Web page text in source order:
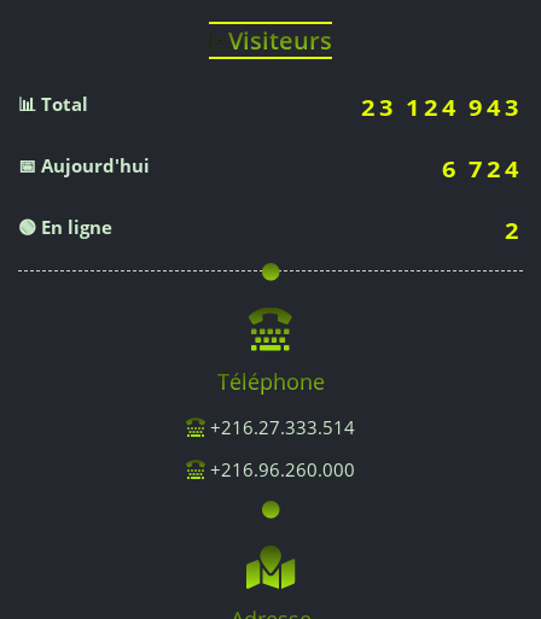
📈Visiteurs
📊 Total 23 124 943
📅 Aujourd'hui 6 724
🟢 En ligne 2
Téléphone
+216.27.333.514
+216.96.260.000